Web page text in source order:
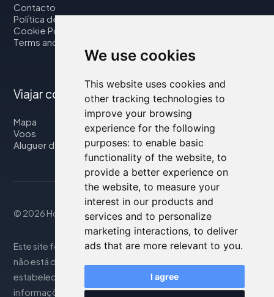
We use cookies
This website uses cookies and
other tracking technologies to
improve your browsing
experience for the following
purposes: to enable basic
functionality of the website, to
provide a better experience on
the website, to measure your
interest in our products and
services and to personalize
marketing interactions, to deliver
ads that are more relevant to you.
I agree
Contacto
Política de privacidade
Cookie Policy
Terms and Conditions
Viajar connosco
Mapa
Voos
Aluguer de automóveis
© 2026 Housity.net
Este site fornece informações apenas para referência e
não está de forma alguma associado aos
estabelecimentos de hospedagem mencionados. As
informações exibidas podem ser imprecisas ou